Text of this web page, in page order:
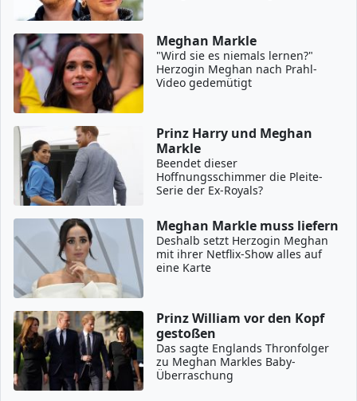
Meghan Markle
"Wird sie es niemals lernen?"
Herzogin Meghan nach Prahl-
Video gedemütigt
Prinz Harry und Meghan
Markle
Beendet dieser
Hoffnungsschimmer die Pleite-
Serie der Ex-Royals?
Meghan Markle muss liefern
Deshalb setzt Herzogin Meghan
mit ihrer Netflix-Show alles auf
eine Karte
Prinz William vor den Kopf
gestoßen
Das sagte Englands Thronfolger
zu Meghan Markles Baby-
Überraschung